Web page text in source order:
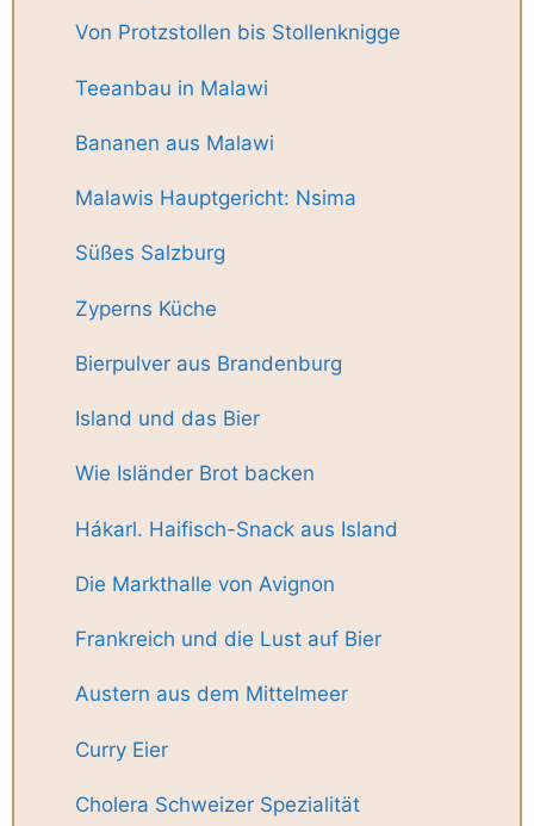
Von Protzstollen bis Stollenknigge
Teeanbau in Malawi
Bananen aus Malawi
Malawis Hauptgericht: Nsima
Süßes Salzburg
Zyperns Küche
Bierpulver aus Brandenburg
Island und das Bier
Wie Isländer Brot backen
Hákarl. Haifisch-Snack aus Island
Die Markthalle von Avignon
Frankreich und die Lust auf Bier
Austern aus dem Mittelmeer
Curry Eier
Cholera Schweizer Spezialität